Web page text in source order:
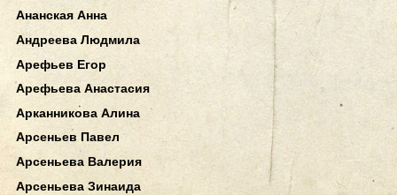
Ананская Анна
Андреева Людмила
Арефьев Егор
Арефьева Анастасия
Арканникова Алина
Арсеньев Павел
Арсеньева Валерия
Арсеньева Зинаида